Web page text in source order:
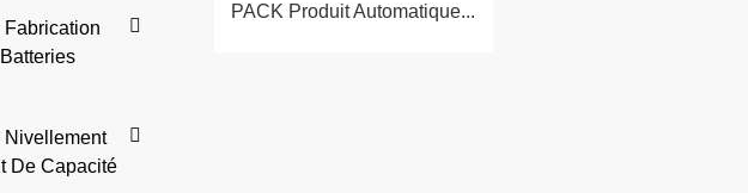
Fabrication
Nivellement
De Capacité
PACK Produit Automatique...